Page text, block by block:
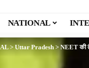
NATIONAL
>Uttar Pradesh > NEET की